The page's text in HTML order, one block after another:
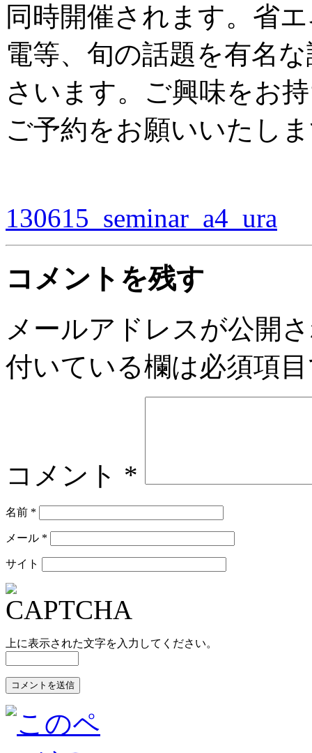
同時開催されます。省
電等、旬の話題を有名
さいます。ご興味をお
ご予約をお願いいたし
130615_seminar_a4_ura
コメントを残す
メールアドレスが公開
付いている欄は必須項
コメント *
名前 *
メール *
サイト
上に表示された文字を入力してください。